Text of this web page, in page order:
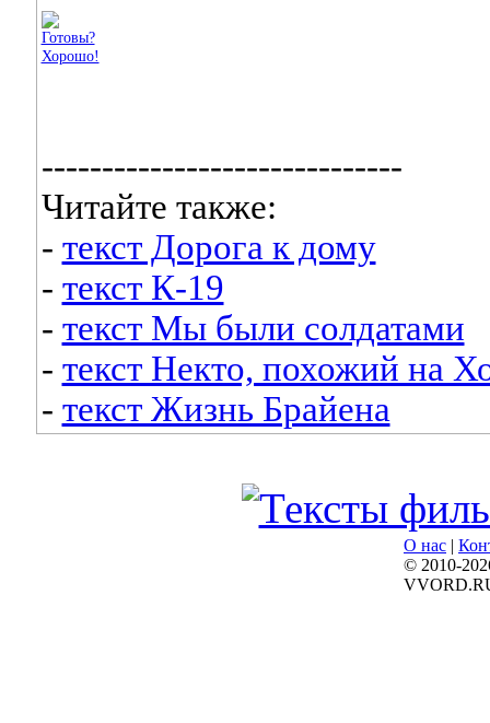
------------------------------
Читайте также:
- текст Дорога к дому
- текст К-19
- текст Мы были солдатами
- текст Некто, похожий на
- текст Жизнь Брайена
О нас |
© 2010-